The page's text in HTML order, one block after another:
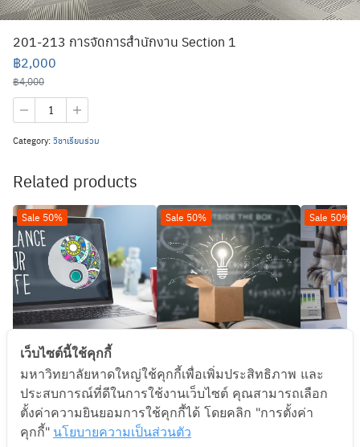
201-213 การจัดการสำนักงาน Section 1
฿4,000
฿2,000
Category:วิชาเรียนร่วม
Related products
Sale 50%
100-424 ความสมดุลของชีวิต
Section 1
4,000
฿2,000
Sale 50%
100-401 การออกแบบการคิด
เพื่อการวางแผนชีวิตและอาชีพ
Section 2
฿4,000
฿2,000
Sale 50%
เว็บไซต์นี้ใช้คุกกี้
มหาวิทยาลัยหาดใหญ่ใช้คุกกี้เพื่อเพิ่มประสิทธิภาพ และ
ประสบการณ์ที่ดีในการใช้งานเว็บไซต์ คุณสามารถเลือก
ตั้งค่าความยินยอมการใช้คุกกี้ได้ โดยคลิก "การตั้งค่า
คุกกี้" นโยบายความเป็นส่วนตัว